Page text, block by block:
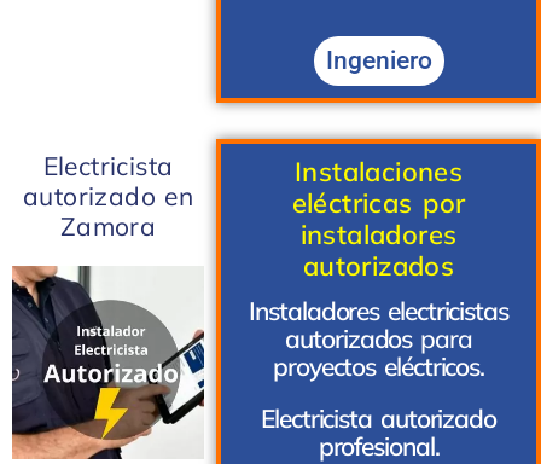
Ingeniero
Electricista
autorizado en
Zamora
Instalaciones
eléctricas por
instaladores
autorizados
Instaladores electricistas
autorizados para
proyectos eléctricos.
Electricista autorizado
profesional.